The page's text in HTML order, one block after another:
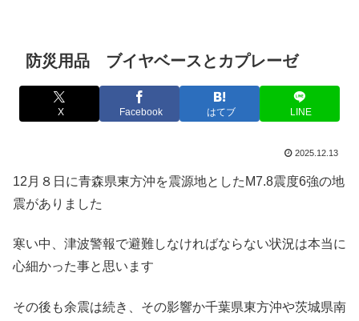
防災用品 ブイヤベースとカプレーゼ
X Facebook はてブ LINE
2025.12.13
12月８日に青森県東方沖を震源地としたM7.8震度6強の地
震がありました
寒い中、津波警報で避難しなければならない状況は本当に
心細かった事と思います
その後も余震は続き、その影響か千葉県東方沖や茨城県南